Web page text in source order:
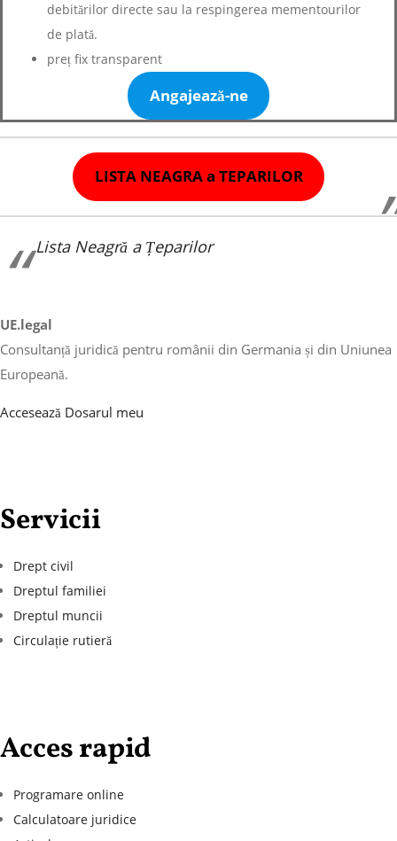
debitărilor directe sau la respingerea mementourilor
de plată.
preț fix transparent
Angajează-ne
LISTA NEAGRA a TEPARILOR
Lista Neagră a Țeparilor
UE.legal
Consultanță juridică pentru românii din Germania și din Uniunea
Europeană.
Accesează Dosarul meu
Servicii
Drept civil
Dreptul familiei
Dreptul muncii
Circulație rutieră
Acces rapid
Programare online
Calculatoare juridice